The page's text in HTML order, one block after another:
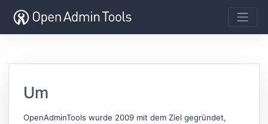
Um
OpenAdminTools wurde 2009 mit dem Ziel gegründet,